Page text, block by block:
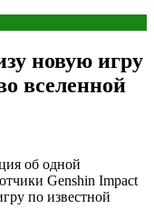
новую игру
вселенной
об одной
Genshin Impact
по известной